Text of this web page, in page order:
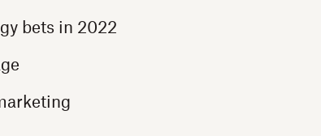
bets in 2022